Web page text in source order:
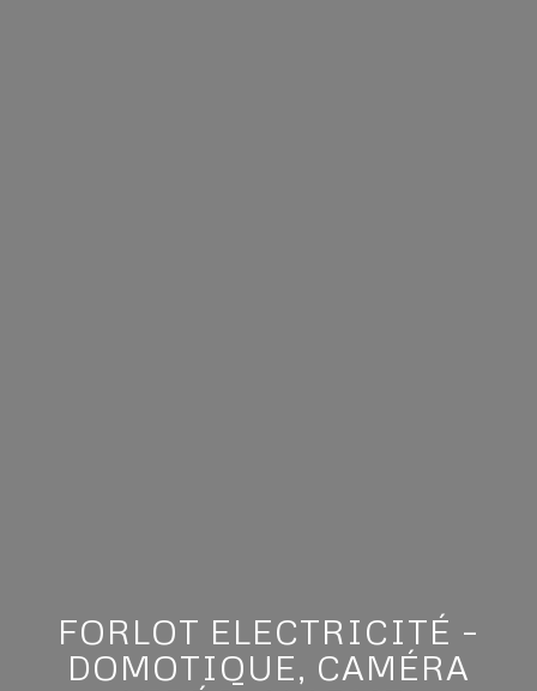
FORLOT ELECTRICITÉ –
DOMOTIQUE, CAMÉRA